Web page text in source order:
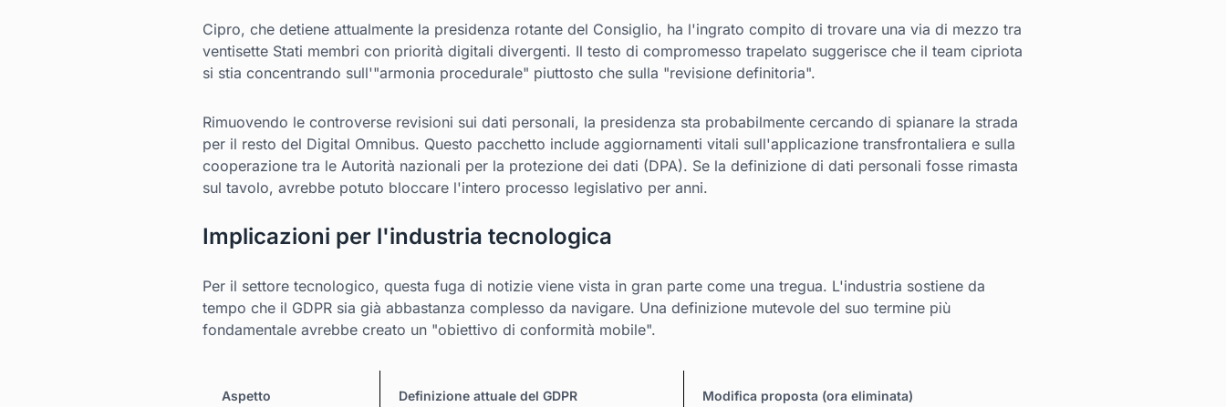
Cipro, che detiene attualmente la presidenza rotante del Consiglio, ha l'ingrato compito di trovare una via di mezzo tra
ventisette Stati membri con priorità digitali divergenti. Il testo di compromesso trapelato suggerisce che il team cipriota
si stia concentrando sull'"armonia procedurale" piuttosto che sulla "revisione definitoria".
Rimuovendo le controverse revisioni sui dati personali, la presidenza sta probabilmente cercando di spianare la strada
per il resto del Digital Omnibus. Questo pacchetto include aggiornamenti vitali sull'applicazione transfrontaliera e sulla
cooperazione tra le Autorità nazionali per la protezione dei dati (DPA). Se la definizione di dati personali fosse rimasta
sul tavolo, avrebbe potuto bloccare l'intero processo legislativo per anni.
Implicazioni per l'industria tecnologica
Per il settore tecnologico, questa fuga di notizie viene vista in gran parte come una tregua. L'industria sostiene da
tempo che il GDPR sia già abbastanza complesso da navigare. Una definizione mutevole del suo termine più
fondamentale avrebbe creato un "obiettivo di conformità mobile".
Aspetto Definizione attuale del GDPR Modifica proposta (ora eliminata)